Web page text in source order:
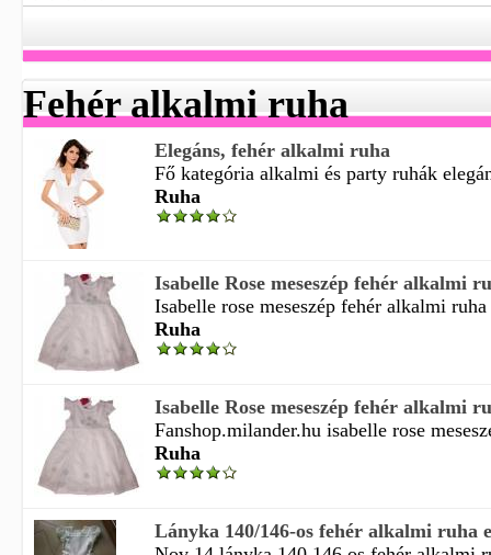
Fehér alkalmi ruha
Elegáns, fehér alkalmi ruha
Fő kategória alkalmi és party ruhák
Ruha
Isabelle Rose meseszép fehér alkalmi
Isabelle rose meseszép fehér alkalmi
Ruha
Isabelle Rose meseszép fehér alkalmi
Fanshop.milander.hu isabelle rose
Ruha
Lányka 140/146-os fehér alkalmi ruha